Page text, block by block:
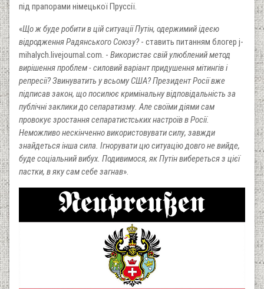
під прапорами німецької Пруссії.
«Що ж буде робити в цій ситуації Путін, одержимий ідеєю
відродження Радянського Союзу? - ставить питанням блогер j-
mihalych.livejournal.com. - Використає свій улюблений метод
вирішення проблем - силовий варіант придушення мітингів і
репресії? Звинуватить у всьому США? Президент Росії вже
підписав закон, що посилює кримінальну відповідальність за
публічні заклики до сепаратизму. Але своїми діями сам
провокує зростання сепаратистських настроїв в Росії.
Неможливо нескінченно використовувати силу, завжди
знайдеться інша сила. Ігнорувати цю ситуацію довго не вийде,
буде соціальний вибух. Подивимося, як Путін вибереться з цієї
пастки, в яку сам себе загнав».